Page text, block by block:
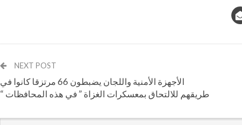
NEXT POST
الأجهزة الأمنية واللجان يضبطون 66 مرتزقا كانوا في
طريقهم للالتحاق بمعسكرات الغزاة ” في هذه المحافظات “